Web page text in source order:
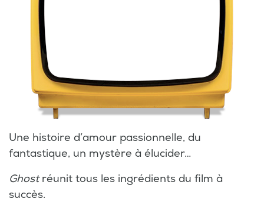
Une histoire d’amour passionnelle, du
fantastique, un mystère à élucider…
Ghostréunit tous les ingrédients du film à
succès.